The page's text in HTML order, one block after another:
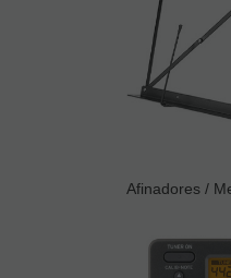
Afinadores /